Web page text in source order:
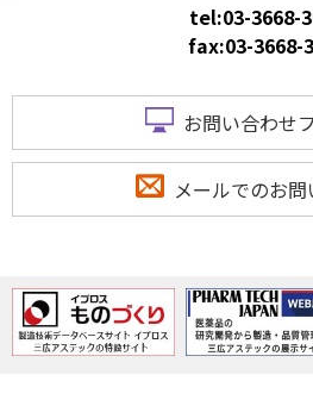
tel:03-3668-
fax:03-3668-
お問い合わせ
メールでのお